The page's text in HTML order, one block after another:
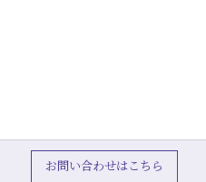
お問い合わせはこちら